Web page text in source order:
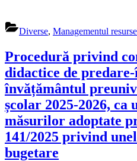
Diverse, Managementul
Procedură privind
didactice de
învățământul
școlar 2025-2026,
măsurilor adoptate
141/2025 privind
bugetare